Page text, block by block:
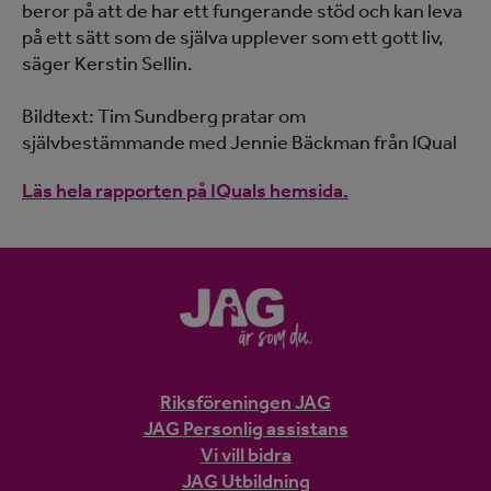
beror på att de har ett fungerande stöd och kan leva
på ett sätt som de själva upplever som ett gott liv,
säger Kerstin Sellin.
Bildtext: Tim Sundberg pratar om
självbestämmande med Jennie Bäckman från IQual
Läs hela rapporten på IQuals hemsida.
Riksföreningen JAG
JAG Personlig assistans
Vi vill bidra
JAG Utbildning